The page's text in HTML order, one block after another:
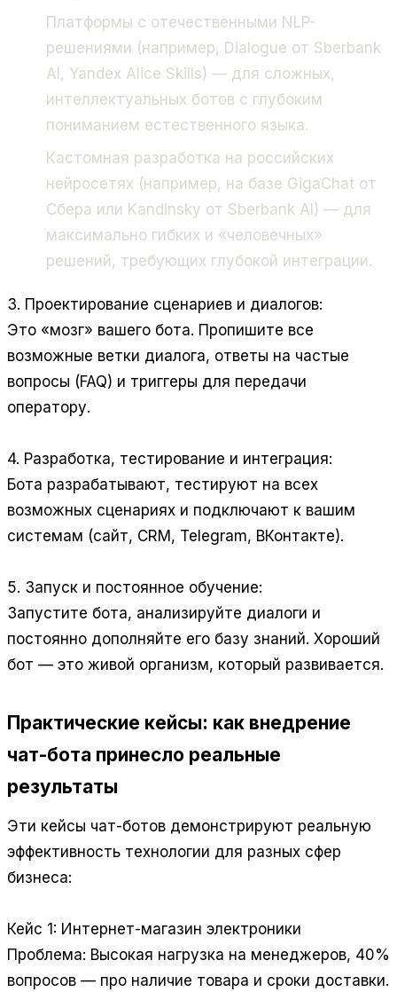
Платформы с отечественными NLP-
решениями (например, Dialogue от Sberbank
AI, Yandex Alice Skills) — для сложных,
интеллектуальных ботов с глубоким
пониманием естественного языка.
Кастомная разработка на российских
нейросетях (например, на базе GigaChat от
Сбера или Kandinsky от Sberbank AI) — для
максимально гибких и «человечных»
решений, требующих глубокой интеграции.
3. Проектирование сценариев и диалогов:
Это «мозг» вашего бота. Пропишите все
возможные ветки диалога, ответы на частые
вопросы (FAQ) и триггеры для передачи
оператору.
4. Разработка, тестирование и интеграция:
Бота разрабатывают, тестируют на всех
возможных сценариях и подключают к вашим
системам (сайт, CRM, Telegram, ВКонтакте).
5. Запуск и постоянное обучение:
Запустите бота, анализируйте диалоги и
постоянно дополняйте его базу знаний. Хороший
бот — это живой организм, который развивается.
Практические кейсы: как внедрение
чат-бота принесло реальные
результаты
Эти кейсы чат-ботов демонстрируют реальную
эффективность технологии для разных сфер
бизнеса:
Кейс 1: Интернет-магазин электроники
Проблема: Высокая нагрузка на менеджеров, 40%
вопросов — про наличие товара и сроки доставки.